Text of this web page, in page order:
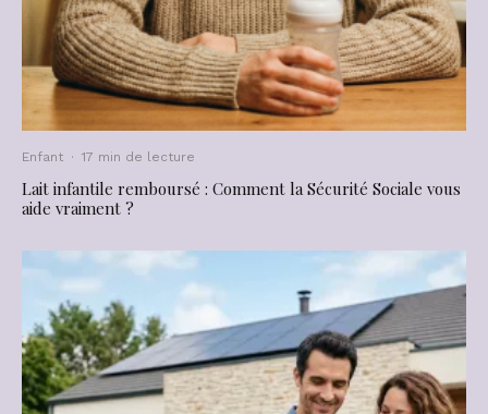
Enfant · 17 min de lecture
Lait infantile remboursé : Comment la Sécurité Sociale vous
aide vraiment ?